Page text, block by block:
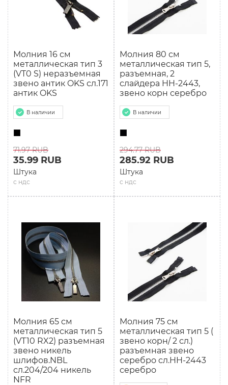
Молния 16 см
мeталлическая тип 3
(VT0 S) неразъемная
звено антик OKS сл.171
антик OKS
В наличии
71.97 RUB
с ндс
35.99 RUB
Штука
Молния 80 см
мeталлическая тип 5,
разъемная, 2
слайдера HH-2443,
звено корн серебро
В наличии
294.77 RUB
с ндс
285.92 RUB
Штука
Молния 65 см
мeталлическая тип 5
(VT10 RX2) разъемная
звено никель
шлифов.NBL
сл.204/204 никель
NFR
Молния 75 см
мeталлическая тип 5 (
звено корн/ 2 сл.)
разъемная звено
серебро сл.HH-2443
серебро